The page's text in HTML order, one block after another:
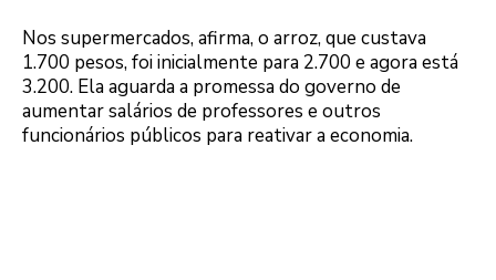
Nos supermercados, afirma, o arroz, que custava
1.700 pesos, foi inicialmente para 2.700 e agora está
3.200. Ela aguarda a promessa do governo de
aumentar salários de professores e outros
funcionários públicos para reativar a economia.